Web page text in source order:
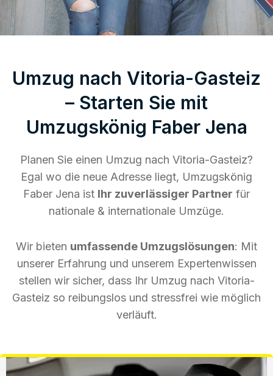
Umzug nach Vitoria-Gasteiz
– Starten Sie mit
Umzugskönig Faber Jena
Planen Sie einen Umzug nach Vitoria-Gasteiz?
Egal wo die neue Adresse liegt, Umzugskönig
Faber Jena ist Ihr zuverlässiger Partner für
nationale & internationale Umzüge.
Wir bieten umfassende Umzugslösungen: Mit
unserer Erfahrung und unserem Expertenwissen
stellen wir sicher, dass Ihr Umzug nach Vitoria-
Gasteiz so reibungslos und stressfrei wie möglich
verläuft.